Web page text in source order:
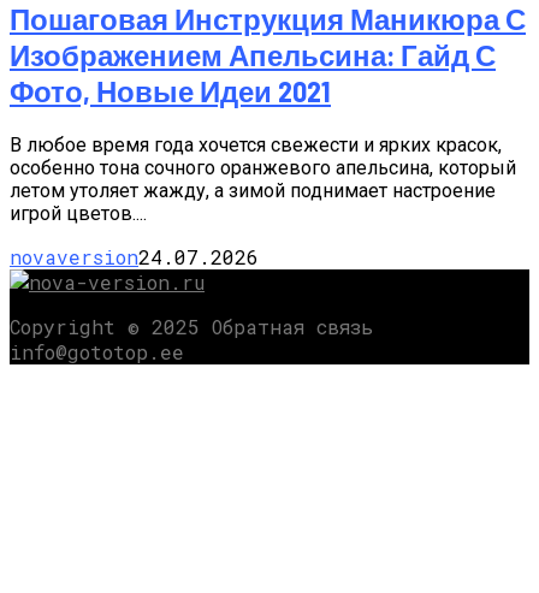
Пошаговая Инструкция Маникюра С
Изображением Апельсина: Гайд С
Фото, Новые Идеи 2021
В любое время года хочется свежести и ярких красок,
особенно тона сочного оранжевого апельсина, который
летом утоляет жажду, а зимой поднимает настроение
игрой цветов....
novaversion24.07.2026
Copyright © 2025 Обратная связь
info@gototop.ee